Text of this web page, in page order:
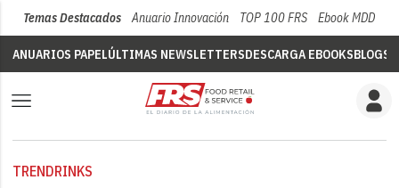
Temas Destacados Anuario Innovación TOP 100 FRS Ebook MDD
ANUARIOS PAPELÚLTIMAS NEWSLETTERSDESCARGA EBOOKSBLOGS
TRENDRINKS